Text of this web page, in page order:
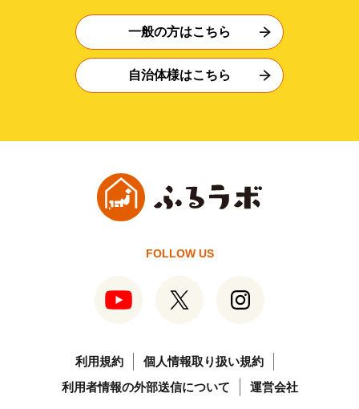
一般の方はこちら
自治体様はこちら
FOLLOW US
利用規約
個人情報取り扱い規約
利用者情報の外部送信について
運営会社